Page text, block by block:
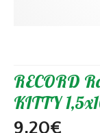
RECORD
KITTY
9,20€